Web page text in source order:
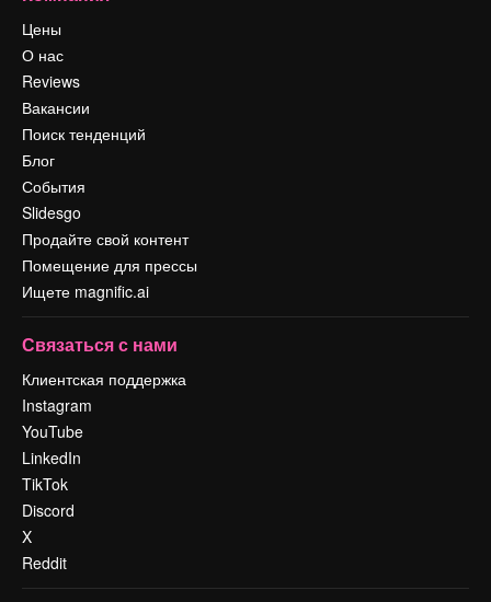
Цены
О нас
Reviews
Вакансии
Поиск тенденций
Блог
События
Slidesgo
Продайте свой контент
Помещение для прессы
Ищете magnific.ai
Связаться с нами
Клиентская поддержка
Instagram
YouTube
LinkedIn
TikTok
Discord
X
Reddit